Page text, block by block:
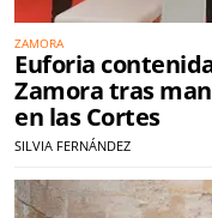
ZAMORA
Euforia
Zamora tras
en las Cortes
SILVIA FERNÁNDEZ